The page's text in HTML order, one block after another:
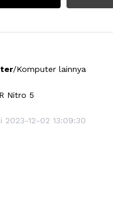
/Komputer lainnya
Nitro 5
2023-12-02 13:09:30